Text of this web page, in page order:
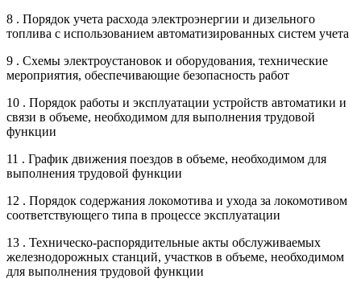
8 . Порядок учета расхода электроэнергии и дизельного
топлива с использованием автоматизированных систем учета
9 . Схемы электроустановок и оборудования, технические
мероприятия, обеспечивающие безопасность работ
10 . Порядок работы и эксплуатации устройств автоматики и
связи в объеме, необходимом для выполнения трудовой
функции
11 . График движения поездов в объеме, необходимом для
выполнения трудовой функции
12 . Порядок содержания локомотива и ухода за локомотивом
соответствующего типа в процессе эксплуатации
13 . Техническо-распорядительные акты обслуживаемых
железнодорожных станций, участков в объеме, необходимом
для выполнения трудовой функции